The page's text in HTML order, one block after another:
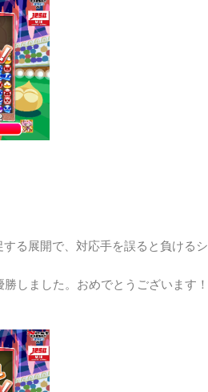
る展開で、対応手を誤ると負けるシ
しました。おめでとうございます！